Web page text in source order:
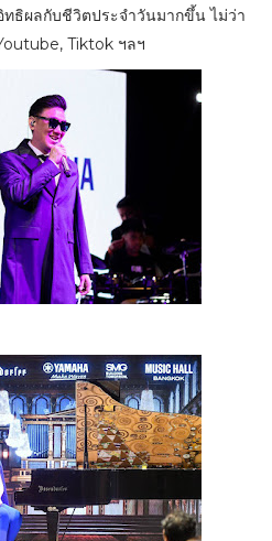
ธิผลกับชีวิตประจำวันมากขึ้น ไม่ว่า
Tiktok ฯลฯ